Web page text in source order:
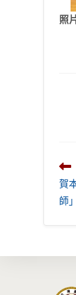
照
Read
more
賀
師